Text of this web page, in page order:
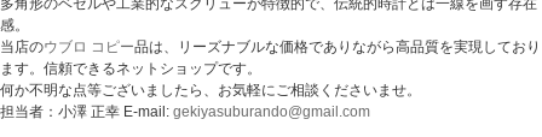
感。
当店のウブロ コピー品は、リーズナブルな価格でありながら高品質を実現しており
ます。信頼できるネットショップです。
何か不明な点等ございましたら、お気軽にご相談くださいませ。
担当者：小澤 正幸 E-mail: gekiyasuburando@gmail.com